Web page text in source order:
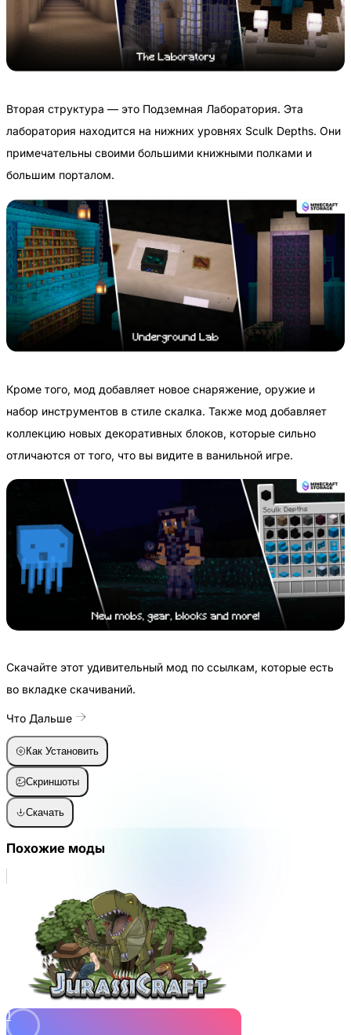
Вторая структура — это Подземная Лаборатория. Эта
лаборатория находится на нижних уровнях Sculk Depths. Они
примечательны своими большими книжными полками и
большим порталом.
Кроме того, мод добавляет новое снаряжение, оружие и
набор инструментов в стиле скалка. Также мод добавляет
коллекцию новых декоративных блоков, которые сильно
отличаются от того, что вы видите в ванильной игре.
Скачайте этот удивительный мод по ссылкам, которые есть
во вкладке скачиваний.
Что Дальше
Как Установить
Скриншоты
Скачать
Похожие моды
1